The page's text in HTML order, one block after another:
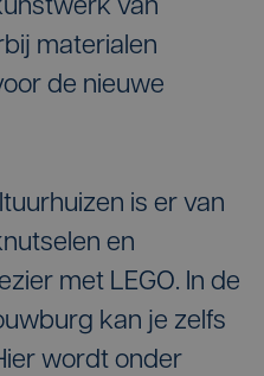
van
materialen
de nieuwe
is er van
en
met LEGO. In de
kan je zelfs
wordt onder